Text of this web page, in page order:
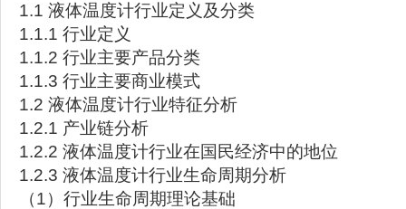
1.1 液体温度计行业定义及分类
1.1.1 行业定义
1.1.2 行业主要产品分类
1.1.3 行业主要商业模式
1.2 液体温度计行业特征分析
1.2.1 产业链分析
1.2.2 液体温度计行业在国民经济中的地位
1.2.3 液体温度计行业生命周期分析
（1）行业生命周期理论基础